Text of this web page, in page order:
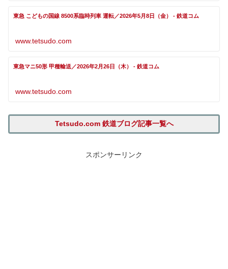
東急 こどもの国線 8500系臨時列車 運転／2026年5月8日（金） - 鉄道コム
www.tetsudo.com
東急マニ50形 甲種輸送／2026年2月26日（木） - 鉄道コム
www.tetsudo.com
Tetsudo.com 鉄道ブログ記事一覧へ
スポンサーリンク